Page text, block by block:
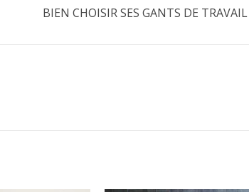
BIEN CHOISIR SES GANTS DE TRAVAIL